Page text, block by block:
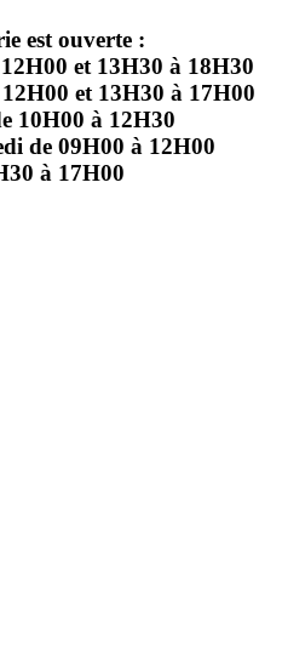
est ouverte :
et 13H30 à 18H30
et 13H30 à 17H00
10H00 à 12H30
de 09H00 à 12H00
à 17H00